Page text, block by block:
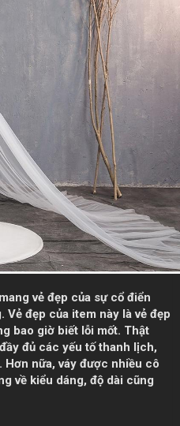
vẻ đẹp của sự cổ điển
đẹp của item này là vẻ đẹp
bao giờ biết lỗi mốt. Thật
đủ các yếu tố thanh lịch,
Hơn nữa, váy được nhiều cô
về kiểu dáng, độ dài cũng